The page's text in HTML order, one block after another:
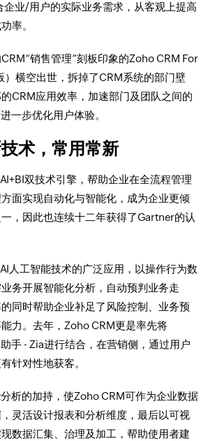
企业/用户的实际业务需求，从客观上提高
率。
销售管理”刻板印象的Zoho CRM For
）横空出世，拆掉了CRM系统的部门壁
CRM应用效率，加速部门及团队之间的
一步优化用户体验。
术，常用常新
双技术引擎，帮助企业在全流程管理
面实现自动化与智能化，成为企业更倾
，因此也连续十二年获得了Gartner的认
人工智能技术的广泛应用，以操作行为数
务开展智能化分析，自动预判业务走
同时帮助企业补足了风险控制、业务预
力。去年，Zoho CRM更是率先将
手 - Zia进行结合，在营销侧，通过用户
针对性地获客。
析的加持，使Zoho CRM可作为企业数据
灵活设计报表和分析维度，最后以可视
数据汇集、治理及加工，帮助使用者建